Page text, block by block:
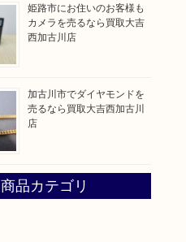
姫路市にお住いのお客様も
カメラを売るなら買取大吉
西加古川店
加古川市でダイヤモンドを
売るなら買取大吉西加古川
店
商品カテゴリ